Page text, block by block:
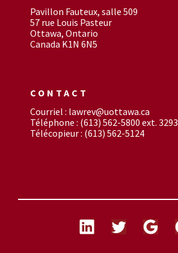
Pavillon Fauteux, salle 509
57 rue Louis Pasteur
Ottawa, Ontario
Canada K1N 6N5
CONTACT
Courriel : lawrev@uottawa.ca
Téléphone : (613) 562-5800 ext. 3293
Télécopieur : (613) 562-5124